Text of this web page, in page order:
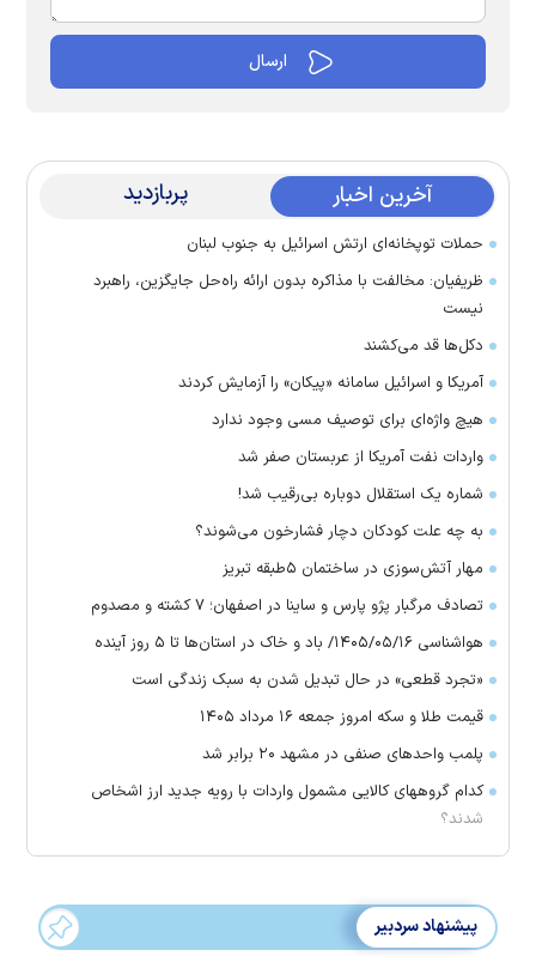
آخرین اخبار پربازدید
حملات توپخانه‌ای ارتش اسرائیل به جنوب لبنان
ظریفیان: مخالفت با مذاکره بدون ارائه راه‌حل جایگزین، راهبرد
نیست
دکل‌ها قد می‌کشند
آمریکا و اسرائیل سامانه «پیکان» را آزمایش کردند
هیچ واژه‌ای برای توصیف مسی وجود ندارد
واردات نفت آمریکا از عربستان صفر شد
شماره یک استقلال دوباره بی‌رقیب شد!
به چه علت کودکان دچار فشارخون می‌شوند؟
مهار آتش‌سوزی در ساختمان ۵‌طبقه تبریز
تصادف مرگبار پژو پارس و ساینا در اصفهان؛ ۷ کشته و مصدوم
هواشناسی ۱۴۰۵/۰۵/۱۶/ باد و خاک در استان‌ها تا ۵ روز آینده
«تجرد قطعی» در حال تبدیل شدن به سبک زندگی است
قیمت طلا و سکه امروز جمعه ۱۶ مرداد ۱۴۰۵
پلمب واحدهای صنفی در مشهد ۲۰ برابر شد
کدام گروههای کالایی مشمول واردات با رویه جدید ارز اشخاص
شدند؟
پیشنهاد سردبیر